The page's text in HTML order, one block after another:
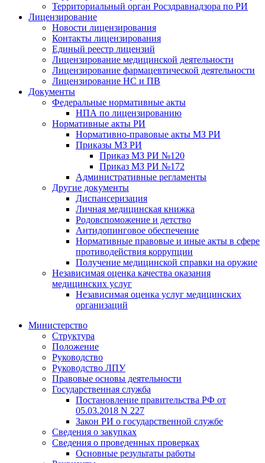
Территориальный орган Росздравнадзора по РИ
Лицензирование
Новости лицензирования
Контакты лицензирования
Единый реестр лицензий
Лицензирование медицинской деятельности
Лицензирование фармацевтической деятельности
Лицензирование НС и ПВ
Документы
Федеральные нормативные акты
НПА по лицензированию
Нормативные акты РИ
Нормативно-правовые акты МЗ РИ
Приказы МЗ РИ
Приказ МЗ РИ №120
Приказ МЗ РИ №172
Административные регламенты
Другие документы
Диспансеризация
Личная медицинская книжка
Родовспоможение и детство
Антидопинговое обеспечение
Нормативные правовые и иные акты в сфере
противодействия коррупции
Получение медицинской справки на оружие
Независимая оценка качества оказания
медицинских услуг
Независимая оценка услуг медицинскиx
организаций
Министерство
Структура
Положение
Руководство
Руководство ЛПУ
Правовые основы деятельности
Государственная служба
Постановление правительства РФ от
05.03.2018 N 227
Закон РИ о государственной службе
Сведения о закупках
Сведения о проведенных проверках
Основные результаты работы